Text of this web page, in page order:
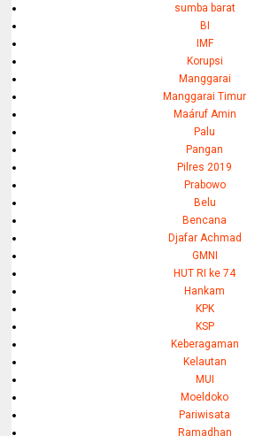
sumba barat
BI
IMF
Korupsi
Manggarai
Manggarai Timur
Maáruf Amin
Palu
Pangan
Pilres 2019
Prabowo
Belu
Bencana
Djafar Achmad
GMNI
HUT RI ke 74
Hankam
KPK
KSP
Keberagaman
Kelautan
MUI
Moeldoko
Pariwisata
Ramadhan